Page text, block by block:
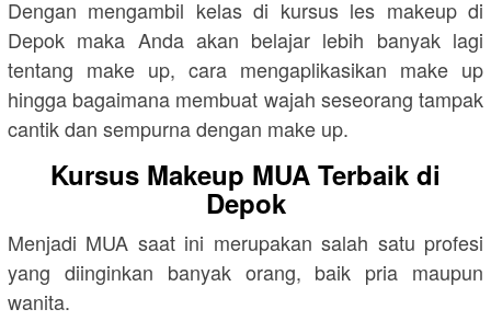
Dengan mengambil kelas di kursus les makeup di
Depok maka Anda akan belajar lebih banyak lagi
tentang make up, cara mengaplikasikan make up
hingga bagaimana membuat wajah seseorang tampak
cantik dan sempurna dengan make up.
Kursus Makeup MUA Terbaik di
Depok
Menjadi MUA saat ini merupakan salah satu profesi
yang diinginkan banyak orang, baik pria maupun
wanita.